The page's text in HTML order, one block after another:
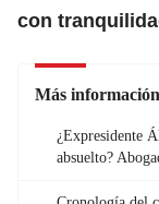
con
Más información
¿Expresidente
absuelto?